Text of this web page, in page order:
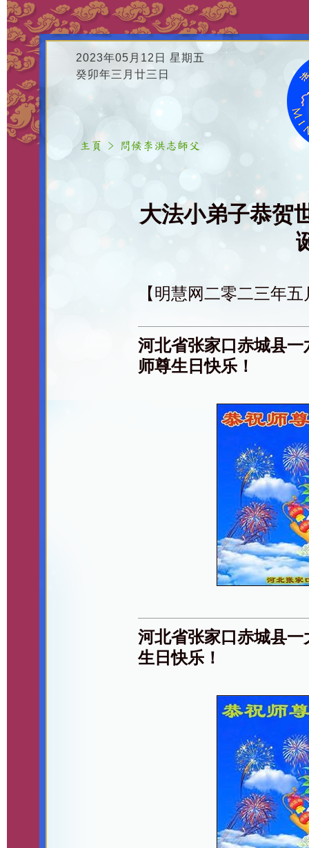
2023年05月12日 星期五
癸卯年三月廿三日
大法小弟子恭贺
【明慧网二零二三年
河北省张家口赤城县
师尊生日快乐！
河北省张家口赤城县
生日快乐！